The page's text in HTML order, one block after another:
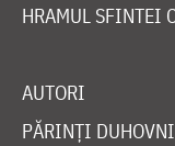
HRAMUL SFINTEI
AUTORI
PĂRINȚI